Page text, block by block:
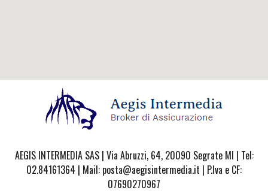
AEGIS INTERMEDIA SAS | Via Abruzzi, 64, 20090 Segrate MI | Tel:
02.84161364 | Mail: posta@aegisintermedia.it | P.Iva e CF:
07690270967